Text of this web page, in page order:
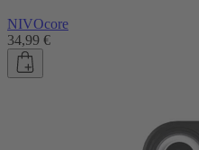
NIVOcore
34,99 €